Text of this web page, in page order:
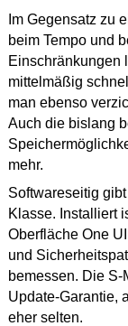
Im Gegensatz zu
beim Tempo und
Einschränkungen
mittelmäßig
man ebenso
Auch die bislang
mehr.
Softwareseitig
Klasse. Installiert
Oberfläche One
und
bemessen. Die
Update-Garantie,
eher selten.